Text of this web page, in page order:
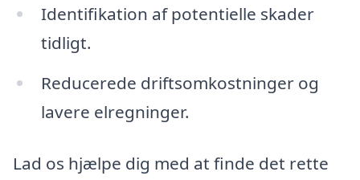
Identifikation af potentielle skader
tidligt.
Reducerede driftsomkostninger og
lavere elregninger.
Lad os hjælpe dig med at finde det rette